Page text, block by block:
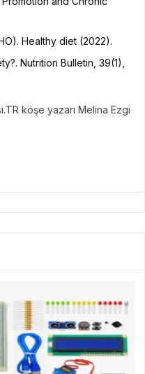
Healthy diet (2022).
Nutrition Bulletin, 39(1),
köşe yazarı Melina Ezgi